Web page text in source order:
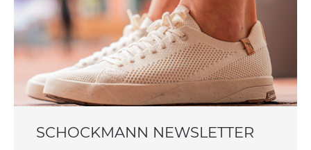
SCHOCKMANN NEWSLETTER